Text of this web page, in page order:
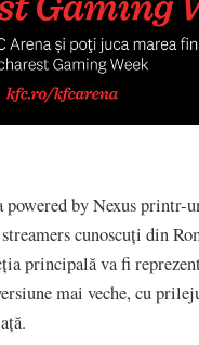
by Nexus printr-
cunoscuți din
principală va fi
mai veche, cu